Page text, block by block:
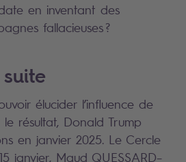
en inventant des
fallacieuses ?
élucider l’influence de
résultat, Donald Trump
en janvier 2025. Le Cercle
janvier, Maud QUESSARD–